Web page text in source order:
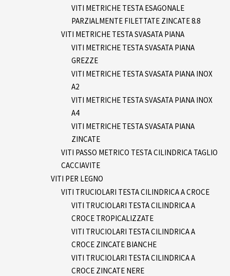
VITI METRICHE TESTA ESAGONALE
PARZIALMENTE FILETTATE ZINCATE 8.8
VITI METRICHE TESTA SVASATA PIANA
VITI METRICHE TESTA SVASATA PIANA
GREZZE
VITI METRICHE TESTA SVASATA PIANA INOX
A2
VITI METRICHE TESTA SVASATA PIANA INOX
A4
VITI METRICHE TESTA SVASATA PIANA
ZINCATE
VITI PASSO METRICO TESTA CILINDRICA TAGLIO
CACCIAVITE
VITI PER LEGNO
VITI TRUCIOLARI TESTA CILINDRICA A CROCE
VITI TRUCIOLARI TESTA CILINDRICA A
CROCE TROPICALIZZATE
VITI TRUCIOLARI TESTA CILINDRICA A
CROCE ZINCATE BIANCHE
VITI TRUCIOLARI TESTA CILINDRICA A
CROCE ZINCATE NERE